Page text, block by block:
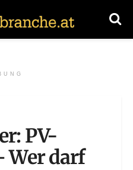
PV-
Wer darf